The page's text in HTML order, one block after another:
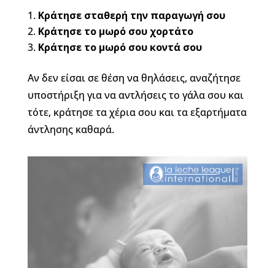
Κράτησε σταθερή την παραγωγή σου
Κράτησε το μωρό σου χορτάτο
Κράτησε το μωρό σου κοντά σου
Αν δεν είσαι σε θέση να θηλάσεις, αναζήτησε
υποστήριξη για να αντλήσεις το γάλα σου και
τότε, κράτησε τα χέρια σου και τα εξαρτήματα
άντλησης καθαρά.